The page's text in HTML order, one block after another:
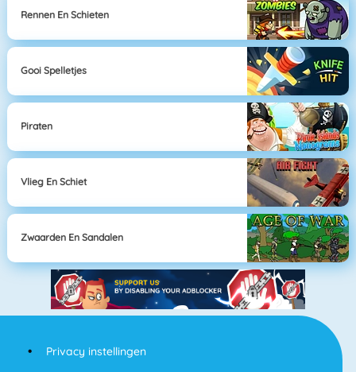
Rennen En Schieten
Gooi Spelletjes
Piraten
Vlieg En Schiet
Zwaarden En Sandalen
Privacy instellingen